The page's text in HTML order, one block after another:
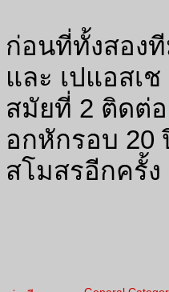
ก่อนที่ทั้งสอง
และ เปแอสเ
สมัยที่ 2 ติดต่
อกหักรอบ
สโมสรอีกครั้ง